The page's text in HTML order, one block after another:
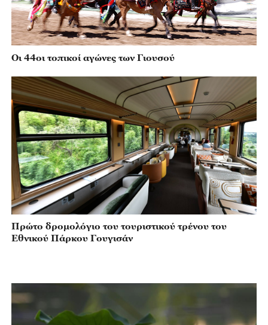
Οι 44οι τοπικοί αγώνες των Γιουσού
Πρώτο δρομολόγιο του τουριστικού τρένου του
Εθνικού Πάρκου Γουγισάν